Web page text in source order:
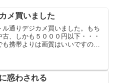
メ買いました
ル通りデジカメ買いました。もち
古、しかも５０００円以下・・・
も携帯よりは画質はいいですの
でしたので早速明日使...
惑わされる